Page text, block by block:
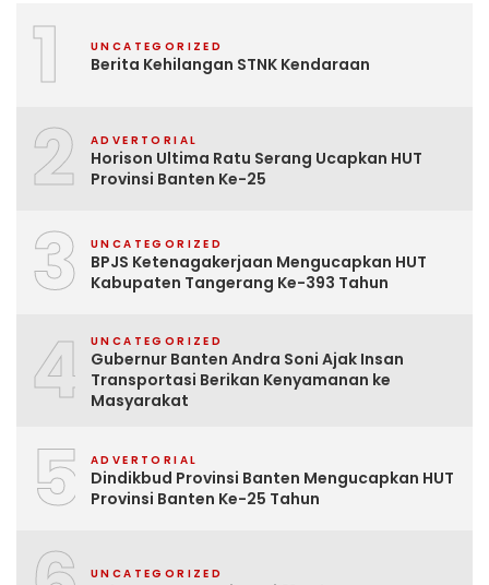
1 UNCATEGORIZED
Berita Kehilangan STNK Kendaraan
2 ADVERTORIAL
Horison Ultima Ratu Serang Ucapkan HUT
Provinsi Banten Ke-25
3 UNCATEGORIZED
BPJS Ketenagakerjaan Mengucapkan HUT
Kabupaten Tangerang Ke-393 Tahun
4 UNCATEGORIZED
Gubernur Banten Andra Soni Ajak Insan
Transportasi Berikan Kenyamanan ke
Masyarakat
5 ADVERTORIAL
Dindikbud Provinsi Banten Mengucapkan HUT
Provinsi Banten Ke-25 Tahun
UNCATEGORIZED